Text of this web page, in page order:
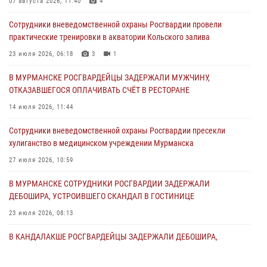
В Мурманске сотрудники Росгвардии пресекли ночной дебош в
баре на улице Орликовой
Сотрудники вневедомственной охраны Росгвардии пресекли
хулиганство в медицинском учреждении Мурманска
В МУРМАНСКЕ СОТРУДНИКИ РОСГВАРДИИ ЗАДЕРЖАЛИ
МУРМАНЧАНИНА ЗА ПОПЫТКУ КРАЖИ ВЕЛОАКСЕССУАРОВ ИЗ
24 июля 2026, 09:21
Сотрудники вневедомственной охраны Росгвардии провели
практические тренировки в акватории Кольского залива
23 июля 2026, 06:18 3 1
В МУРМАНСКЕ РОСГВАРДЕЙЦЫ ЗАДЕРЖАЛИ МУЖЧИНУ,
ОТКАЗАВШЕГОСЯ ОПЛАЧИВАТЬ СЧЁТ В РЕСТОРАНЕ
14 июля 2026, 11:44
Сотрудники вневедомственной охраны Росгвардии пресекли
хулиганство в медицинском учреждении Мурманска
27 июля 2026, 10:59
В МУРМАНСКЕ СОТРУДНИКИ РОСГВАРДИИ ЗАДЕРЖАЛИ
ДЕБОШИРА, УСТРОИВШЕГО СКАНДАЛ В ГОСТИНИЦЕ
23 июля 2026, 08:13
В КАНДАЛАКШЕ РОСГВАРДЕЙЦЫ ЗАДЕРЖАЛИ ДЕБОШИРА,